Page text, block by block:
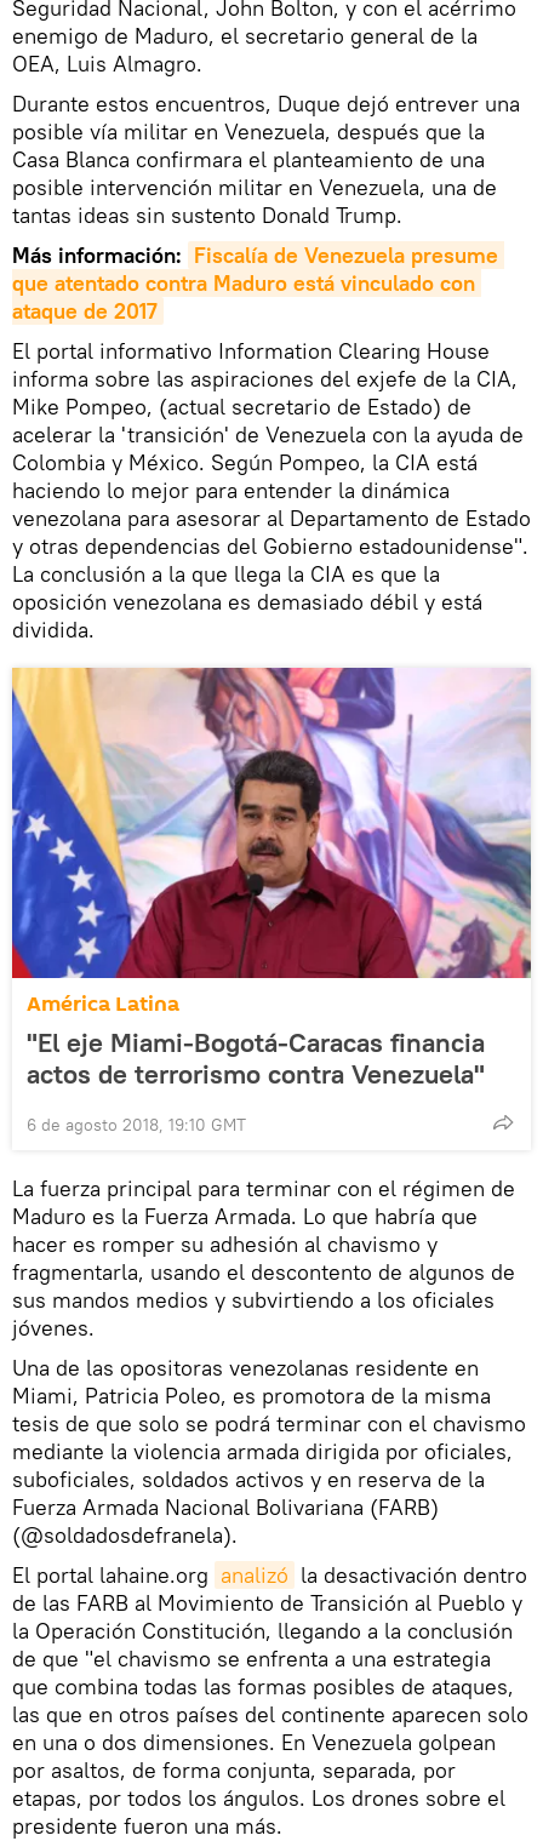
Seguridad Nacional, John Bolton, y con el acérrimo
enemigo de Maduro, el secretario general de la
OEA, Luis Almagro.
Durante estos encuentros, Duque dejó entrever una
posible vía militar en Venezuela, después que la
Casa Blanca confirmara el planteamiento de una
posible intervención militar en Venezuela, una de
tantas ideas sin sustento Donald Trump.
Más información: Fiscalía de Venezuela presume
que atentado contra Maduro está vinculado con
ataque de 2017
El portal informativo Information Clearing House
informa sobre las aspiraciones del exjefe de la CIA,
Mike Pompeo, (actual secretario de Estado) de
acelerar la 'transición' de Venezuela con la ayuda de
Colombia y México. Según Pompeo, la CIA está
haciendo lo mejor para entender la dinámica
venezolana para asesorar al Departamento de Estado
y otras dependencias del Gobierno estadounidense".
La conclusión a la que llega la CIA es que la
oposición venezolana es demasiado débil y está
dividida.
América Latina
"El eje Miami-Bogotá-Caracas financia
actos de terrorismo contra Venezuela"
6 de agosto 2018, 19:10 GMT
La fuerza principal para terminar con el régimen de
Maduro es la Fuerza Armada. Lo que habría que
hacer es romper su adhesión al chavismo y
fragmentarla, usando el descontento de algunos de
sus mandos medios y subvirtiendo a los oficiales
jóvenes.
Una de las opositoras venezolanas residente en
Miami, Patricia Poleo, es promotora de la misma
tesis de que solo se podrá terminar con el chavismo
mediante la violencia armada dirigida por oficiales,
suboficiales, soldados activos y en reserva de la
Fuerza Armada Nacional Bolivariana (FARB)
(@soldadosdefranela).
El portal lahaine.org analizó la desactivación dentro
de las FARB al Movimiento de Transición al Pueblo y
la Operación Constitución, llegando a la conclusión
de que "el chavismo se enfrenta a una estrategia
que combina todas las formas posibles de ataques,
las que en otros países del continente aparecen solo
en una o dos dimensiones. En Venezuela golpean
por asaltos, de forma conjunta, separada, por
etapas, por todos los ángulos. Los drones sobre el
presidente fueron una más.